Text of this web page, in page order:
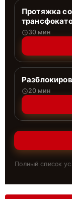
Протяжка
30 мин
20 мин
Полный список